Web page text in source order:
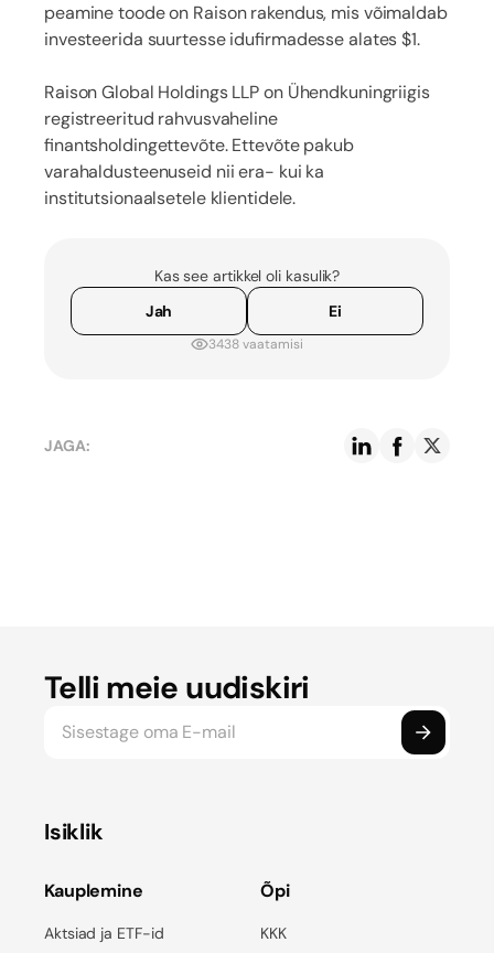
peamine toode on Raison rakendus, mis võimaldab
investeerida suurtesse idufirmadesse alates $1.
Raison Global Holdings LLP on Ühendkuningriigis
registreeritud rahvusvaheline
finantsholdingettevõte. Ettevõte pakub
varahaldusteenuseid nii era- kui ka
institutsionaalsetele klientidele.
Kas see artikkel oli kasulik?
Jah
Ei
3438 vaatamisi
JAGA:
Telli meie uudiskiri
Isiklik
Kauplemine
Aktsiad ja ETF-id
Õpi
KKK